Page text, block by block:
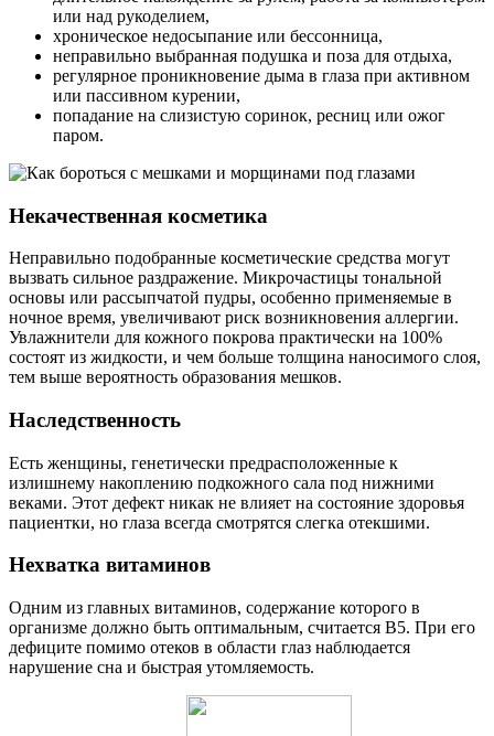
или над рукоделием,
хроническое недосыпание или бессонница,
неправильно выбранная подушка и поза для отдыха,
регулярное проникновение дыма в глаза при активном
или пассивном курении,
попадание на слизистую соринок, ресниц или ожог
паром.
Некачественная косметика
Неправильно подобранные косметические средства могут
вызвать сильное раздражение. Микрочастицы тональной
основы или рассыпчатой пудры, особенно применяемые в
ночное время, увеличивают риск возникновения аллергии.
Увлажнители для кожного покрова практически на 100%
состоят из жидкости, и чем больше толщина наносимого слоя,
тем выше вероятность образования мешков.
Наследственность
Есть женщины, генетически предрасположенные к
излишнему накоплению подкожного сала под нижними
веками. Этот дефект никак не влияет на состояние здоровья
пациентки, но глаза всегда смотрятся слегка отекшими.
Нехватка витаминов
Одним из главных витаминов, содержание которого в
организме должно быть оптимальным, считается В5. При его
дефиците помимо отеков в области глаз наблюдается
нарушение сна и быстрая утомляемость.